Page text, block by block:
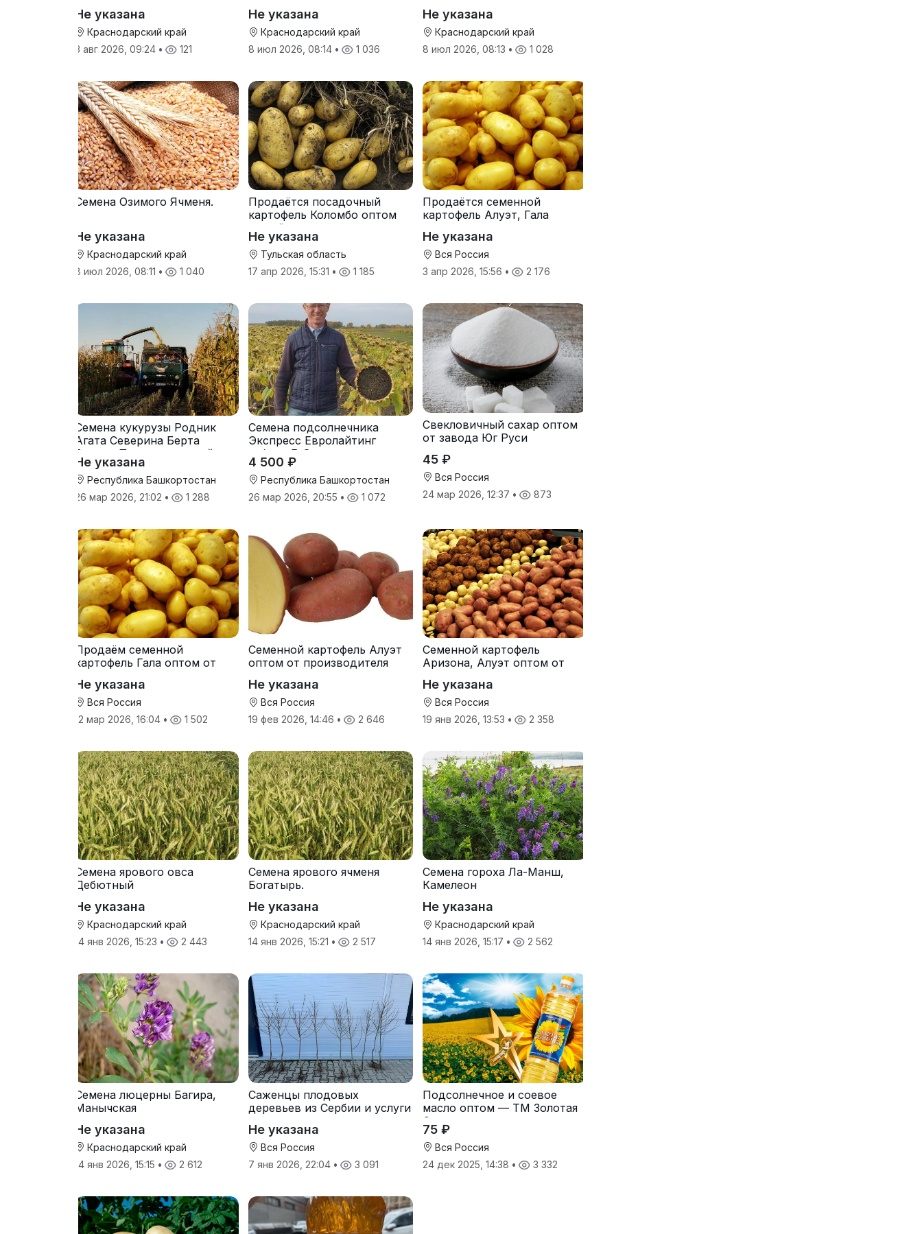
Не указана
Краснодарский край
3 авг 2026, 09:24 • 121
Не указана
Краснодарский край
8 июл 2026, 08:14 • 1 036
Не указана
Краснодарский край
8 июл 2026, 08:13 • 1 028
Семена Озимого Ячменя.
Не указана
Краснодарский край
8 июл 2026, 08:11 • 1 040
Продаётся посадочный
картофель Коломбо оптом
от трёх тонн
Не указана
Тульская область
17 апр 2026, 15:31 • 1 185
Продаётся семенной
картофель Алуэт, Гала
Не указана
Вся Россия
3 апр 2026, 15:56 • 2 176
Семена кукурузы Родник
Агата Северина Берта
Вилора Прохладненский
Дарина Росс Машук
Катерина
Не указана
Республика Башкортостан
26 мар 2026, 21:02 • 1 288
Семена подсолнечника
Экспресс Евролайтинг
гибрид F-G+
4 500 ₽
Республика Башкортостан
26 мар 2026, 20:55 • 1 072
Свекловичный сахар оптом
от завода Юг Руси
45 ₽
Вся Россия
24 мар 2026, 12:37 • 873
Продаём семенной
картофель Гала оптом от
Не указана
Вся Россия
12 мар 2026, 16:04 • 1 502
Семенной картофель Алуэт
оптом от производителя
Не указана
Вся Россия
19 фев 2026, 14:46 • 2 646
Семенной картофель
Аризона, Алуэт оптом от
Не указана
Вся Россия
19 янв 2026, 13:53 • 2 358
Семена ярового овса
Дебютный
Не указана
Краснодарский край
14 янв 2026, 15:23 • 2 443
Семена ярового ячменя
Богатырь.
Не указана
Краснодарский край
14 янв 2026, 15:21 • 2 517
Семена гороха Ла-Манш,
Камелеон
Не указана
Краснодарский край
14 янв 2026, 15:17 • 2 562
Семена люцерны Багира,
Манычская
Не указана
Краснодарский край
14 янв 2026, 15:15 • 2 612
Саженцы плодовых
деревьев из Сербии и услуги
Не указана
Вся Россия
7 янв 2026, 22:04 • 3 091
Подсолнечное и соевое
масло оптом — ТМ Золотая
Семечка
75 ₽
Вся Россия
24 дек 2025, 14:38 • 3 332